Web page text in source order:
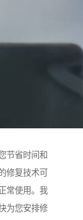
节省时间和
修复技术可
常使用。我
为您安排修